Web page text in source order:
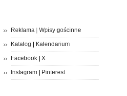
Reklama| Wpisy gościnne
Katalog Kalendarium
Facebook| X
Instagram| Pinterest